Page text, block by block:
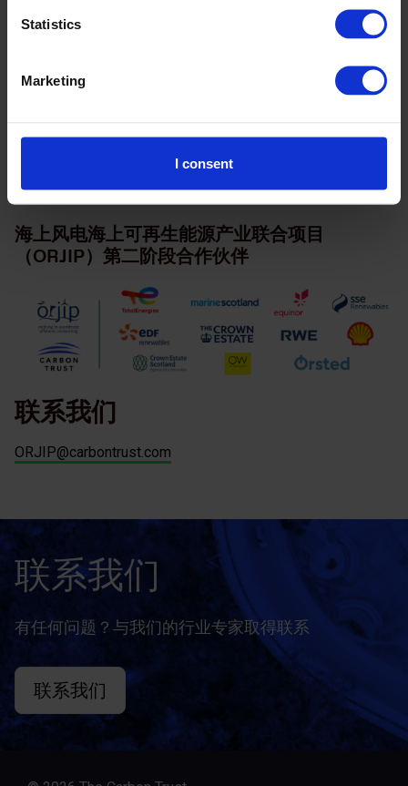
Statistics
Marketing
I consent
电场附近的海鸟躲避行为的开拓性研究，为期两年。
项目第二阶段在2019年7月启动，预计将持续到2023年，
国实现净零排放承诺的关键。
ORJIP项目海上风电第二阶段合作伙伴
海上风电海上可再生能源产业联合项目
（ORJIP）第二阶段合作伙伴
联系我们
ORJIP@carbontrust.com
联系我们
有任何问题？与我们的行业专家取得联系
联系我们